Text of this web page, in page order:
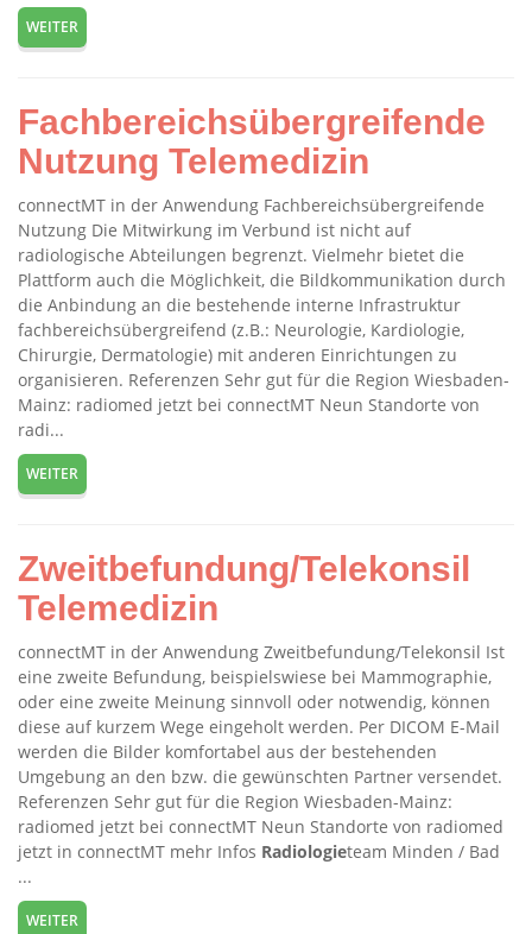
WEITER
Fachbereichsübergreifende
Nutzung Telemedizin
connectMT in der Anwendung Fachbereichsübergreifende
Nutzung Die Mitwirkung im Verbund ist nicht auf
radiologische Abteilungen begrenzt. Vielmehr bietet die
Plattform auch die Möglichkeit, die Bildkommunikation durch
die Anbindung an die bestehende interne Infrastruktur
fachbereichsübergreifend (z.B.: Neurologie, Kardiologie,
Chirurgie, Dermatologie) mit anderen Einrichtungen zu
organisieren. Referenzen Sehr gut für die Region Wiesbaden-
Mainz: radiomed jetzt bei connectMT Neun Standorte von
radi...
WEITER
Zweitbefundung/Telekonsil
Telemedizin
connectMT in der Anwendung Zweitbefundung/Telekonsil Ist
eine zweite Befundung, beispielswiese bei Mammographie,
oder eine zweite Meinung sinnvoll oder notwendig, können
diese auf kurzem Wege eingeholt werden. Per DICOM E-Mail
werden die Bilder komfortabel aus der bestehenden
Umgebung an den bzw. die gewünschten Partner versendet.
Referenzen Sehr gut für die Region Wiesbaden-Mainz:
radiomed jetzt bei connectMT Neun Standorte von radiomed
jetzt in connectMT mehr Infos Radiologieteam Minden / Bad
...
WEITER